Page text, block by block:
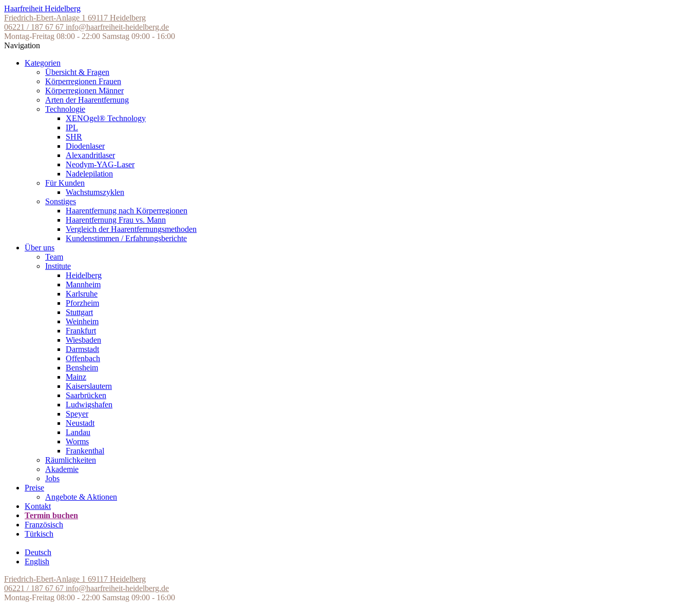
Skip
to
the
content
Haarfreiheit Heidelberg
Friedrich-Ebert-Anlage 1 69117 Heidelberg
06221 / 187 67 67 info@haarfreiheit-heidelberg.de
Montag-Freitag 08:00 - 22:00 Samstag 09:00 - 16:00
Navigation
Kategorien
Übersicht & Fragen
Körperregionen Frauen
Körperregionen Männer
Arten der Haarentfernung
Technologie
XENOgel® Technology
IPL
SHR
Diodenlaser
Alexandritlaser
Neodym-YAG-Laser
Nadelepilation
Für Kunden
Wachstumszyklen
Sonstiges
Haarentfernung nach Körperregionen
Haarentfernung Frau vs. Mann
Vergleich der Haarentfernungsmethoden
Kundenstimmen / Erfahrungsberichte
Über uns
Team
Institute
Heidelberg
Mannheim
Karlsruhe
Pforzheim
Stuttgart
Weinheim
Frankfurt
Wiesbaden
Darmstadt
Offenbach
Bensheim
Mainz
Kaiserslautern
Saarbrücken
Ludwigshafen
Speyer
Neustadt
Landau
Worms
Frankenthal
Räumlichkeiten
Akademie
Jobs
Preise
Angebote & Aktionen
Kontakt
Termin buchen
Französisch
Türkisch
Deutsch
English
Friedrich-Ebert-Anlage 1 69117 Heidelberg
06221 / 187 67 67 info@haarfreiheit-heidelberg.de
Montag-Freitag 08:00 - 22:00 Samstag 09:00 - 16:00